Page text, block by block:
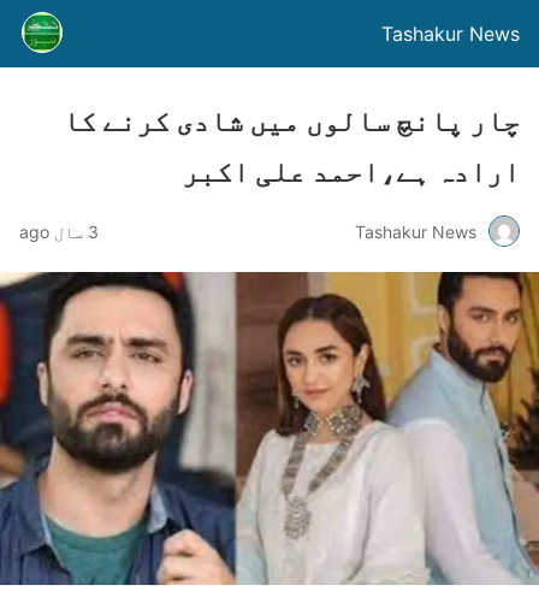
Tashakur News
چار پانچ سالوں میں شادی کرنے کا
ارادہ ہے،احمد علی اکبر
Tashakur News 3 سال ago